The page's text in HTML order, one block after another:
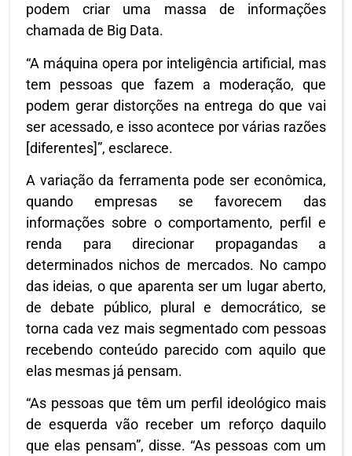
podem criar uma massa de informações
chamada de Big Data.
“A máquina opera por inteligência artificial, mas
tem pessoas que fazem a moderação, que
podem gerar distorções na entrega do que vai
ser acessado, e isso acontece por várias razões
[diferentes]”, esclarece.
A variação da ferramenta pode ser econômica,
quando empresas se favorecem das
informações sobre o comportamento, perfil e
renda para direcionar propagandas a
determinados nichos de mercados. No campo
das ideias, o que aparenta ser um lugar aberto,
de debate público, plural e democrático, se
torna cada vez mais segmentado com pessoas
recebendo conteúdo parecido com aquilo que
elas mesmas já pensam.
“As pessoas que têm um perfil ideológico mais
de esquerda vão receber um reforço daquilo
que elas pensam”, disse. “As pessoas com um